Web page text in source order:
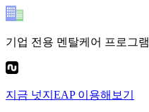
기업 전용 멘탈케어 프로그램
지금 넛지EAP이용해보기